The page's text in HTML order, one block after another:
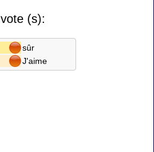
vote (s):
sûr
J'aime